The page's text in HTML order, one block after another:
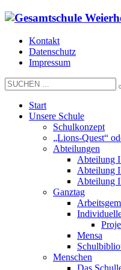
Kontakt
Datenschutz
Impressum
Start
Unsere Schule
Schulkonzept
„Lions-Quest“
Abteilungen
Abteilung
Abteilung
Abteilung
Ganztag
Mensa
Menschen